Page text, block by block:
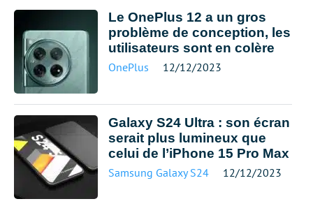
Le OnePlus 12 a un gros
problème de conception, les
utilisateurs sont en colère
OnePlus 12/12/2023
Galaxy S24 Ultra : son écran
serait plus lumineux que
celui de l’iPhone 15 Pro Max
Samsung Galaxy S24 12/12/2023